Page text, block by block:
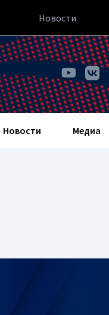
Новости
Новости Медиа